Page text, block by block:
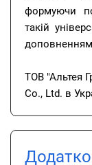
формуючи
такій
доповненням
ТОВ "Альтея
Co., Ltd. в